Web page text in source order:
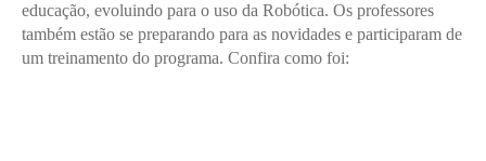
educação, evoluindo para o uso da Robótica. Os professores
também estão se preparando para as novidades e participaram de
um treinamento do programa. Confira como foi: